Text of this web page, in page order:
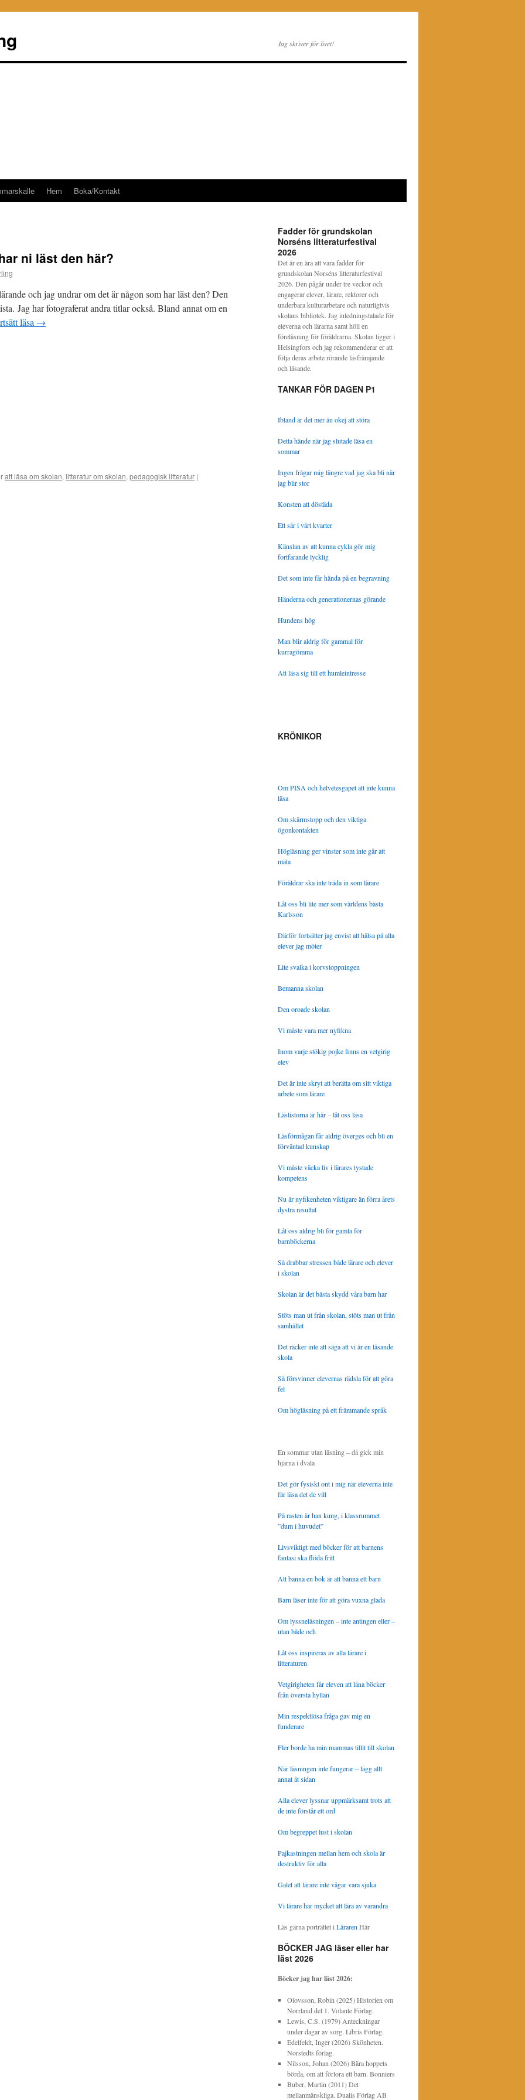
Jag skriver för livet!
Hem Boka/Kontakt
ni läst den här?
och jag undrar om det är någon som har läst den? Den
Jag har fotograferat andra titlar också. Bland annat om en
läsa →
att läsa om skolan, litteratur om skolan, pedagogisk litteratur |
Fadder för grundskolan
Norséns litteraturfestival
2026
Det är en ära att vara fadder för
grundskolan Norséns litteraturfestival
2026. Den pågår under tre veckor och
engagerar elever, lärare, rektorer och
underbara kulturarbetare och naturligtvis
skolans bibliotek. Jag inledningstalade för
eleverna och lärarna samt höll en
föreläsning för föräldrarna. Skolan ligger i
Helsingfors och jag rekommenderar er att
följa deras arbete rörande läsfrämjande
och läsande.
TANKAR FÖR DAGEN P1
Ibland är det mer än okej att störa
Detta hände när jag slutade läsa en
sommar
Ingen frågar mig längre vad jag ska bli när
jag blir stor
Konsten att döstäda
Ett sår i vårt kvarter
Känslan av att kunna cykla gör mig
fortfarande lycklig
Det som inte får hända på en begravning
Händerna och generationernas görande
Hundens hög
Man blir aldrig för gammal för
kurragömma
Att läsa sig till ett humleintresse
KRÖNIKOR
Om PISA och helvetesgapet att inte kunna
läsa
Om skärmstopp och den viktiga
ögonkontakten
Högläsning ger vinster som inte går att
mäta
Föräldrar ska inte träda in som lärare
Låt oss bli lite mer som världens bästa
Karlsson
Därför fortsätter jag envist att hälsa på alla
elever jag möter
Lite svalka i korvstoppningen
Bemanna skolan
Den oroade skolan
Vi måste vara mer nyfikna
Inom varje stökig pojke finns en vetgirig
elev
Det är inte skryt att berätta om sitt viktiga
arbete som lärare
Läslistorna är här – låt oss läsa
Läsförmågan får aldrig överges och bli en
förväntad kunskap
Vi måste väcka liv i lärares tystade
kompetens
Nu är nyfikenheten viktigare än förra årets
dystra resultat
Låt oss aldrig bli för gamla för
barnböckerna
Så drabbar stressen både lärare och elever
i skolan
Skolan är det bästa skydd våra barn har
Stöts man ut från skolan, stöts man ut från
samhället
Det räcker inte att säga att vi är en läsande
skola
Så försvinner elevernas rädsla för att göra
fel
Om högläsning på ett främmande språk
En sommar utan läsning – då gick min
hjärna i dvala
Det gör fysiskt ont i mig när eleverna inte
får läsa det de vill
På rasten är han kung, i klassrummet
”dum i huvudet”
Livsviktigt med böcker för att barnens
fantasi ska flöda fritt
Att banna en bok är att banna ett barn
Barn läser inte för att göra vuxna glada
Om lyssneläsningen – inte antingen eller –
utan både och
Låt oss inspireras av alla lärare i
litteraturen
Vetgirigheten får eleven att låna böcker
från översta hyllan
Min respektlösa fråga gav mig en
funderare
Fler borde ha min mammas tillit till skolan
När läsningen inte fungerar – lägg allt
annat åt sidan
Alla elever lyssnar uppmärksamt trots att
de inte förstår ett ord
Om begreppet lust i skolan
Pajkastningen mellan hem och skola är
destruktiv för alla
Galet att lärare inte vågar vara sjuka
Vi lärare har mycket att lära av varandra
Läs gärna porträttet i Läraren Här
BÖCKER JAG läser eller har
läst 2026
Böcker jag har läst2026:
Olovsson, Robin (2025) Historien om
Norrland del 1. Volante Förlag.
Lewis, C.S. (1979) Anteckningar
under dagar av sorg. Libris Förlag.
Edelfeldt, Inger (2026) Skönheten.
Norstedts förlag.
Nilsson, Johan (2026) Bära hoppets
börda, om att förlora ett barn. Bonniers
Buber, Martin (2011) Det
mellanmänskliga. Dualis Förlag AB